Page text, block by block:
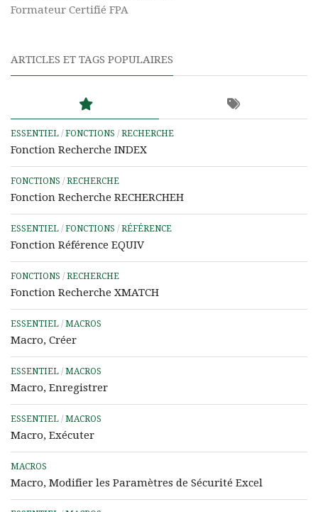
Formateur Certifié FPA
ARTICLES ET TAGS POPULAIRES
ESSENTIEL / FONCTIONS / RECHERCHE
Fonction Recherche INDEX
FONCTIONS / RECHERCHE
Fonction Recherche RECHERCHEH
ESSENTIEL / FONCTIONS / RÉFÉRENCE
Fonction Référence EQUIV
FONCTIONS / RECHERCHE
Fonction Recherche XMATCH
ESSENTIEL / MACROS
Macro, Créer
ESSENTIEL / MACROS
Macro, Enregistrer
ESSENTIEL / MACROS
Macro, Exécuter
MACROS
Macro, Modifier les Paramètres de Sécurité Excel